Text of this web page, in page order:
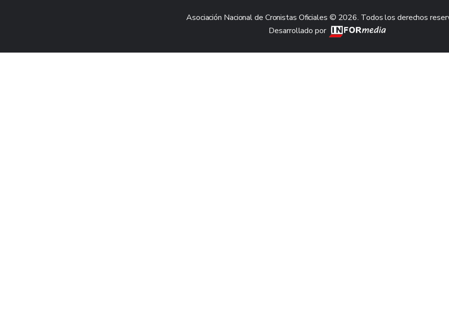
Asociación Nacional de Cronistas Oficiales © 2026. Todos los derechos
Desarrollado por